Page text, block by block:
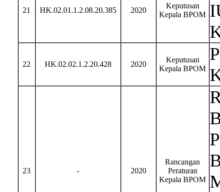
21 HK.02.01.1.2.08.20.385 2020
Keputusan
Kepala BPOM
22 HK.02.02.1.2.20.428 2020
Keputusan
Kepala BPOM
23 - 2020
Rancangan
Peraturan
Kepala BPOM